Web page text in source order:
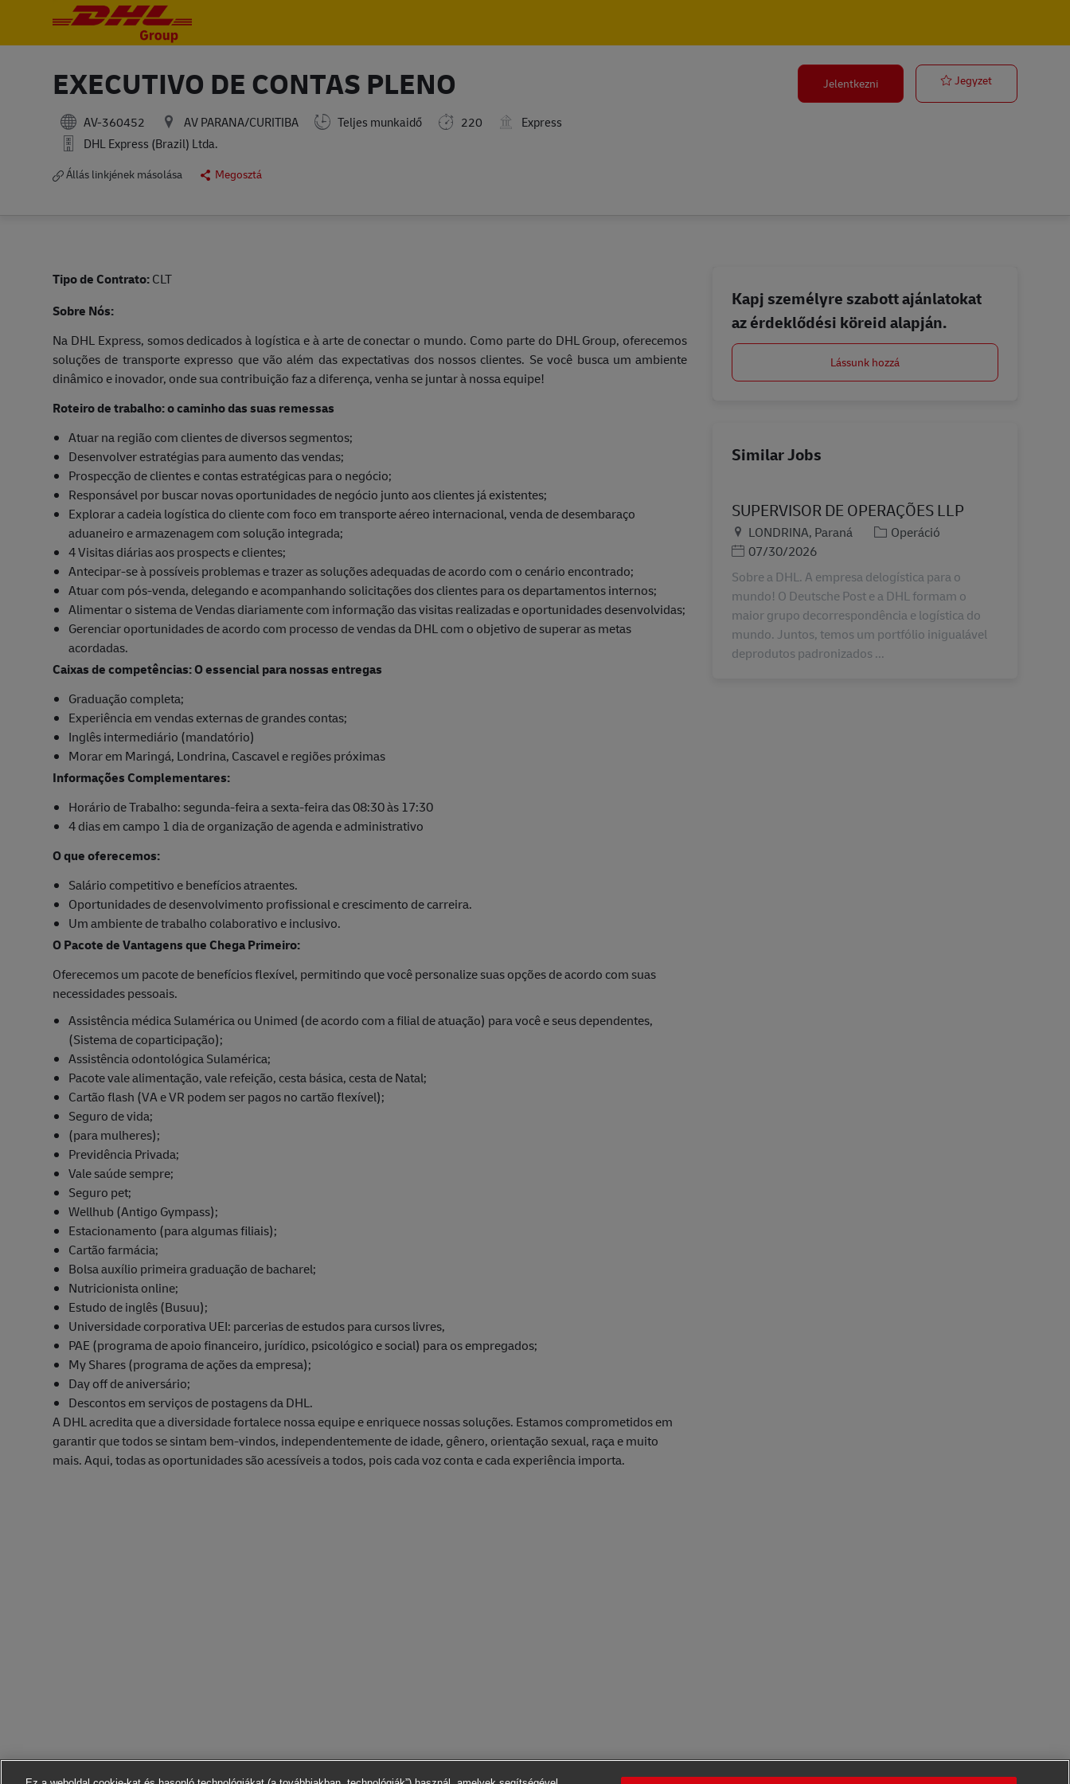
EXECUTIVO DE CONTAS PLENO
AV-360452 AV PARANA/CURITIBA Teljes munkaidő 220
Express
DHL Express (Brazil) Ltda.
Állás linkjének másolása Megosztá
Jelentkezni JegyzetEXECUTIVO
Tipo de Contrato:CLT
Sobre Nós:
Na DHL Express, somos dedicados à logística e à arte de conectar o mundo. Como parte do DHL Group, oferecemos
soluções de transporte expresso que vão além das expectativas dos nossos clientes. Se você busca um ambiente
dinâmico e inovador, onde sua contribuição faz a diferença, venha se juntar à nossa equipe!
Roteiro de trabalho: o caminho das suas remessas
Atuar na região com clientes de diversos segmentos;
Desenvolver estratégias para aumento das vendas;
Prospecção de clientes e contas estratégicas para o negócio;
Responsável por buscar novas oportunidades de negócio junto aos clientes já existentes;
Explorar a cadeia logística do cliente com foco em transporte aéreo internacional, venda de desembaraço
aduaneiro e armazenagem com solução integrada;
4 Visitas diárias aos prospects e clientes;
Antecipar-se à possíveis problemas e trazer as soluções adequadas de acordo com o cenário encontrado;
Atuar com pós-venda, delegando e acompanhando solicitações dos clientes para os departamentos internos;
Alimentar o sistema de Vendas diariamente com informação das visitas realizadas e oportunidades desenvolvidas;
Gerenciar oportunidades de acordo com processo de vendas da DHL com o objetivo de superar as metas
acordadas.
Caixas de competências: O essencial para nossas entregas
Graduação completa;
Experiência em vendas externas de grandes contas;
Inglês intermediário (mandatório)
Morar em Maringá, Londrina, Cascavel e regiões próximas
Informações Complementares:
Horário de Trabalho: segunda-feira a sexta-feira das 08:30 às 17:30
4 dias em campo 1 dia de organização de agenda e administrativo
O que oferecemos:
Salário competitivo e benefícios atraentes.
Oportunidades de desenvolvimento profissional e crescimento de carreira.
Um ambiente de trabalho colaborativo e inclusivo.
O Pacote de Vantagens que Chega Primeiro:
Oferecemos um pacote de benefícios flexível, permitindo que você personalize suas opções de acordo com suas
necessidades pessoais.
Assistência médica Sulamérica ou Unimed (de acordo com a filial de atuação) para você e seus dependentes,
(Sistema de coparticipação);
Assistência odontológica Sulamérica;
Pacote vale alimentação, vale refeição, cesta básica, cesta de Natal;
Cartão flash (VA e VR podem ser pagos no cartão flexível);
Seguro de vida;
(para mulheres);
Previdência Privada;
Vale saúde sempre;
Seguro pet;
Wellhub (Antigo Gympass);
Estacionamento (para algumas filiais);
Cartão farmácia;
Bolsa auxílio primeira graduação de bacharel;
Nutricionista online;
Estudo de inglês (Busuu);
Universidade corporativa UEI: parcerias de estudos para cursos livres,
PAE (programa de apoio financeiro, jurídico, psicológico e social) para os empregados;
My Shares (programa de ações da empresa);
Day off de aniversário;
Descontos em serviços de postagens da DHL.
A DHL acredita que a diversidade fortalece nossa equipe e enriquece nossas soluções. Estamos comprometidos em
garantir que todos se sintam bem-vindos, independentemente de idade, gênero, orientação sexual, raça e muito
mais. Aqui, todas as oportunidades são acessíveis a todos, pois cada voz conta e cada experiência importa.
Kapj személyre szabott ajánlatokat
az érdeklődési köreid alapján.
Lássunk hozzá
Similar Jobs
SUPERVISOR DE OPERAÇÕES LLP
Helyszín
LONDRINA, Paraná Kategória
Operáció
Posted Date
07/30/2026
Sobre a DHL. A empresa delogística para o
mundo! O Deutsche Post e a DHL formam o
maior grupo decorrespondência e logística do
mundo. Juntos, temos um portfólio inigualável
deprodutos padronizados ...